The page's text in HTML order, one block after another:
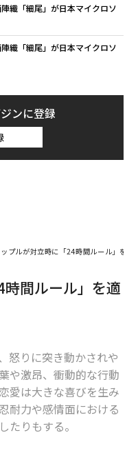
織「細尾」が日本マイクロソ
織「細尾」が日本マイクロソ
ンに登録
プルが対立時に「24時間ルール」を適
間ルール」を適
怒りに突き動かされや
や激昂、衝動的な行動
愛は大きな喜びを生み
耐力や感情面における
たりもする。